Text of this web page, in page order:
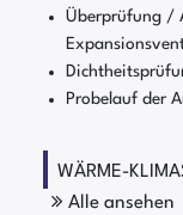
Überprüfung /
Probelauf der
WÄRME-
Alle ansehen